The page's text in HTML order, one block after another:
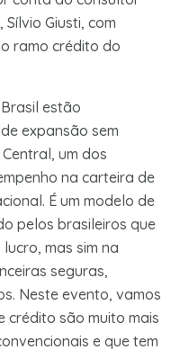
Giusti, com
ramo crédito do
estão
expansão sem
um dos
na carteira de
É um modelo de
pelos brasileiros que
mas sim na
seguras,
Neste evento, vamos
crédito são muito mais
e que tem